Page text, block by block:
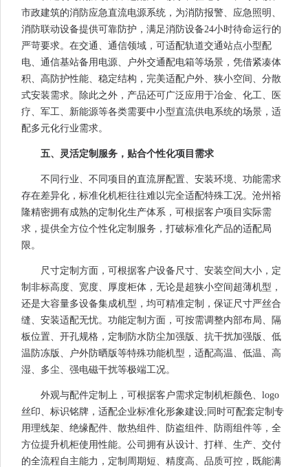
市政建筑的消防应急直流电源系统，为消防报警、应急照明、
消防联动设备提供可靠防护，满足消防设备24小时待命运行的
严苛要求。在交通、通信领域，可适配轨道交通站点小型配
电、通信基站备用电源、户外交通配电箱等场景，凭借紧凑体
积、高防护性能、稳定结构，完美适配户外、狭小空间、分散
式安装需求。除此之外，产品还可广泛应用于冶金、化工、医
疗、军工、新能源等各类需要中小型直流供电系统的场景，适
配多元化行业需求。
五、灵活定制服务，贴合个性化项目需求
不同行业、不同项目的直流屏配置、安装环境、功能需求
存在差异化，标准化机柜往往难以完全适配特殊工况。沧州裕
隆精密拥有成熟的定制化生产体系，可根据客户项目实际需
求，提供全方位个性化定制服务，打破标准化产品的适配局
限。
尺寸定制方面，可根据客户设备尺寸、安装空间大小，定
制非标高度、宽度、厚度柜体，无论是超狭小空间超薄机型，
还是大容量多设备集成机型，均可精准定制，保证尺寸严丝合
缝、安装适配无忧。功能定制方面，可按需调整内部布局、隔
板位置、开孔规格，定制防水防尘加强版、抗干扰加强版、低
温防冻版、户外防晒版等特殊功能机型，适配高温、低温、高
湿、多尘、强电磁干扰等极端工况。
外观与配件定制上，可根据客户需求定制机柜颜色、logo
丝印、标识铭牌，适配企业标准化形象建设;同时可配套定制专
用理线架、绝缘配件、散热组件、防盗组件、防雨组件等，全
方位提升机柜使用性能。公司拥有从设计、打样、生产、交付
的全流程自主能力，定制周期短、精度高、品质可控，既能满